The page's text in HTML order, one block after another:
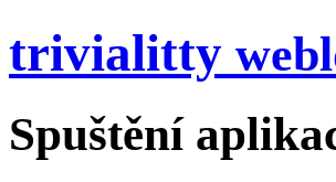
trivialitty
Spuštění